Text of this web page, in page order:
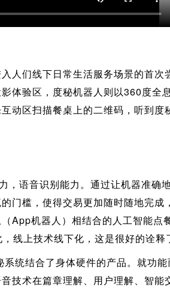
人们线下日常生活服务场景的首
体验区，度秘机器人则以360度全
动区扫描餐桌上的二维码，听到度
，语音识别能力。通过让机器准确
门槛，使得交易更加随时随地完
App机器人）相结合的人工智能点
线上技术线下化，这是很好的诠释
统结合了身体硬件的产品。就功
技术在篇章理解、用户理解、智